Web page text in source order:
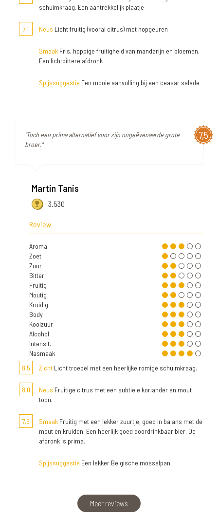
schuimkraag. Een aantrekkelijk plaatje
7,1 Neus Licht fruitig (vooral citrus) met hopgeuren
Smaak Fris, hoppige fruitigheid van mandarijn en bloemen.
Een lichtbittere afdronk
Spijssuggestie Een mooie aanvulling bij een ceasar salade
7,5
"Toch een prima alternatief voor zijn ongeëvenaarde grote
broer."
Martin Tanis
3.530
Review
Aroma
Zoet
Zuur
Bitter
Fruitig
Moutig
Kruidig
Body
Koolzuur
Alcohol
Intensit.
Nasmaak
8,5
Zicht Licht troebel met een heerlijke romige schuimkraag.
8,0 Neus Fruitige citrus met een subtiele koriander en mout
toon.
7,6 Smaak Fruitig met een lekker zuurtje, goed in balans met de
mout en kruiden. Een heerlijk goed doordrinkbaar bier. De
afdronk is prima.
Spijssuggestie Een lekker Belgische mosselpan.
Meer reviews